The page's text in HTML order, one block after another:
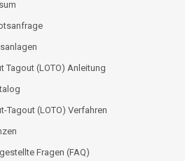
Tagout (LOTO) Anleitung
Tagout (LOTO) Verfahren
Fragen (FAQ)